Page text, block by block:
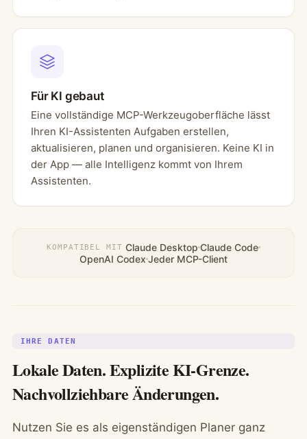
Für KI gebaut
Eine vollständige MCP-Werkzeugoberfläche lässt
Ihren KI-Assistenten Aufgaben erstellen,
aktualisieren, planen und organisieren. Keine KI in
der App — alle Intelligenz kommt von Ihrem
Assistenten.
KOMPATIBEL MIT Claude Desktop Claude Code
OpenAI Codex Jeder MCP-Client
IHRE DATEN
Lokale Daten. Explizite KI-Grenze.
Nachvollziehbare Änderungen.
Nutzen Sie es als eigenständigen Planer ganz